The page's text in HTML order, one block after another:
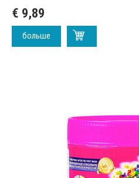
€ 9,89
больше